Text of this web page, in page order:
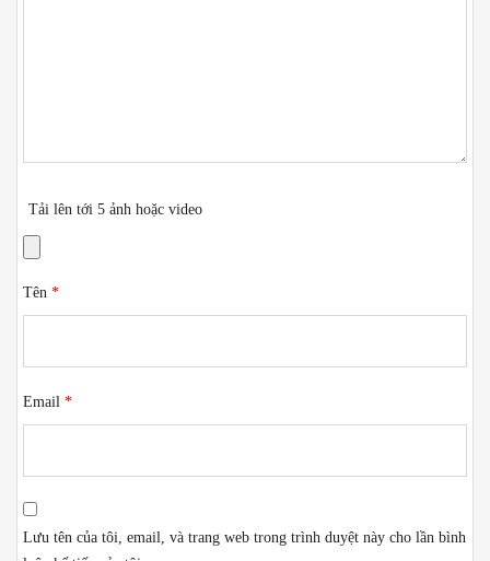
Tải lên tới 5 ảnh hoặc video
Tên *
Email *
Lưu tên của tôi, email, và trang web trong trình duyệt này cho lần bình